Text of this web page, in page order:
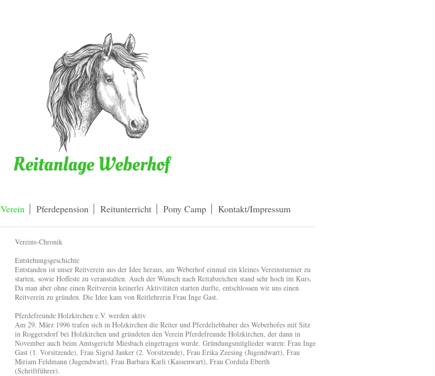
Verein Pferdepension Reitunterricht Pony Camp Kontakt/Impressum
Vereins-Chronik
Entstehungsgeschichte
Entstanden ist unser Reitverein aus der Idee heraus, am Weberhof einmal ein kleines Vereinsturnier zu
starten, sowie Hoffeste zu veranstalten. Auch der Wunsch nach Reitabzeichen stand sehr hoch im Kurs.
Da man aber ohne einen Reitverein keinerlei Aktivitäten starten durfte, entschlossen wir uns einen
Reitverein zu gründen. Die Idee kam von Reitlehrerin Frau Inge Gast.
Pferdefreunde Holzkirchen e.V. werden aktiv
Am 29. März 1996 trafen sich in Holzkirchen die Reiter und Pferdeliebhaber des Weberhofes mit Sitz
in Roggersdorf bei Holzkirchen und gründeten den Verein Pferdefreunde Holzkirchen, der dann in
November auch beim Amtsgericht Miesbach eingetragen wurde. Gründungsmitglieder waren: Frau Inge
Gast (1. Vorsitzende), Frau Sigrid Janker (2. Vorsitzende), Frau Erika Zeesing (Jugendwart), Frau
Miriam Feldmann (Jugendwart), Frau Barbara Karli (Kassenwart), Frau Cordula Eberth
(Schriftführer).